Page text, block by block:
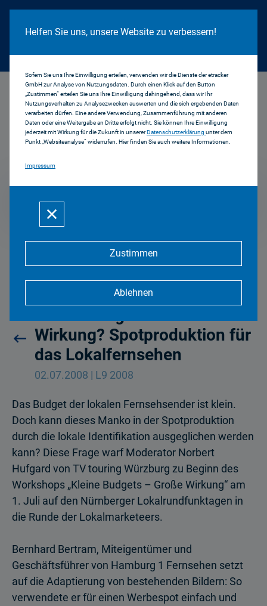
Cookie Hinweis
Helfen Sie uns, unsere Website zu verbessern!
Sofern Sie uns Ihre Einwilligung erteilen, verwenden wir die Dienste der etracker
GmbH zur Analyse von Nutzungsdaten. Durch einen Klick auf den Button
„Zustimmen“ erteilen Sie uns Ihre Einwilligung dahingehend, dass wir Ihr
Nutzungsverhalten zu Analysezwecken auswerten und die sich ergebenden Daten
verarbeiten dürfen. Eine andere Verwendung, Zusammenführung mit anderen
Daten oder eine Weitergabe an Dritte erfolgt nicht. Sie können Ihre Einwilligung
jederzeit mit Wirkung für die Zukunft in unsererDatenschutzerklärung unter dem
Punkt „Websiteanalyse“ widerrufen. Hier finden Sie auch weitere Informationen.
Impressum
Zustimmen
Ablehnen
2008
Pressemitteilungen
Wirkung? Spotproduktion für
das Lokalfernsehen
02.07.2008 | L9 2008
Das Budget der lokalen Fernsehsender ist klein.
Doch kann dieses Manko in der Spotproduktion
durch die lokale Identifikation ausgeglichen werden
kann? Diese Frage warf Moderator Norbert
Hufgard von TV touring Würzburg zu Beginn des
Workshops „Kleine Budgets – Große Wirkung“ am
1. Juli auf den Nürnberger Lokalrundfunktagen in
die Runde der Lokalmarketeers.
Bernhard Bertram, Miteigentümer und
Geschäftsführer von Hamburg 1 Fernsehen setzt
auf die Adaptierung von bestehenden Bildern: So
verwendete er für einen Werbespot einfach und